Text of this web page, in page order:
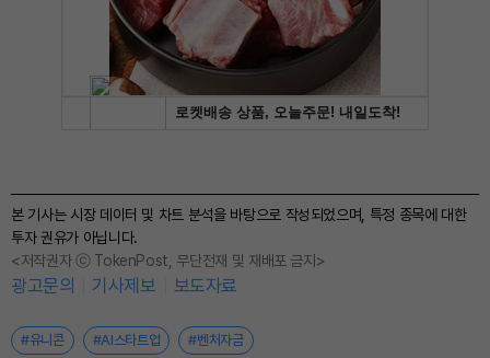
본 기사는 시장 데이터 및 차트 분석을 바탕으로 작성되었으며, 특정 종목에 대한
투자 권유가 아닙니다.
<저작권자 ⓒ TokenPost, 무단전재 및 재배포 금지>
광고문의 기사제보 보도자료
#유니콘 #AI스타트업 #벤처자금